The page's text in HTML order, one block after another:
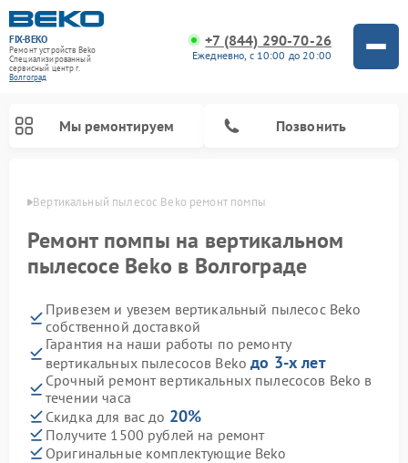
FIX-BEKO
Ремонт устройств Beko
Специализированный
cервисный центр г.
Волгоград
+7 (844) 290-70-26
Ежедневно, с 10:00 до 20:00
Мы ремонтируем Позвонить
Вертикальный пылесос Beko ремонт помпы
Ремонт помпы на вертикальном
пылесосе Beko в Волгограде
Привезем и увезем вертикальный пылесос Beko
собственной доставкой
Гарантия на наши работы по ремонту
вертикальных пылесосов Bekoдо 3-х лет
Срочный ремонт вертикальных пылесосов Beko в
течении часа
Скидка для вас до 20%
Получите 1500 рублей на ремонт
Оригинальные комплектующие Beko